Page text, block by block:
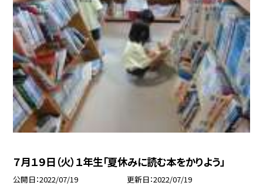
７月１９日（火）１年生「夏休みに読む本をかりよう」
公開日 2022/07/19 更新日 2022/07/19